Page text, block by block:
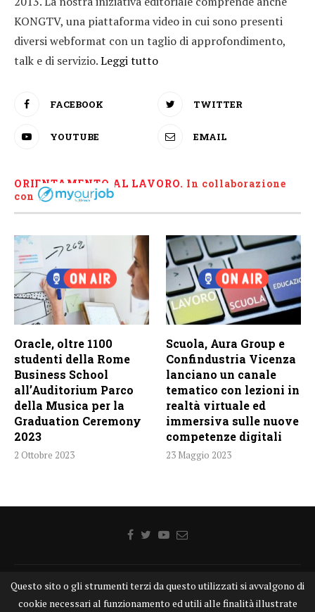
KONGTV, una piattaforma video in cui sono presenti
diversi webformat con un taglio di approfondimento,
talk e di servizio.Leggi tutto
FACEBOOK TWITTER
YOUTUBE EMAIL
ORIENTAMENTO AL LAVORO. In collaborazione
con
Oracle, oltre 1100
studenti della Rome
Business School
all’Auditorium Parco
della Musica per la
Graduation Ceremony
2023
2 Ottobre 2023
Scuola, Aura Group e
Confindustria Vicenza
lanciano un canale
tematico con lezioni in
realtà virtuale ed
immersiva sulle nuove
competenze digitali
23 Maggio 2023
Home Chi siamo Disclaimer Cookie Contatti
Privacy Policy KONGTV
Questo sito o gli strumenti terzi da questo utilizzati si avvalgono di
cookie necessari al funzionamento ed utili alle finalità illustrate